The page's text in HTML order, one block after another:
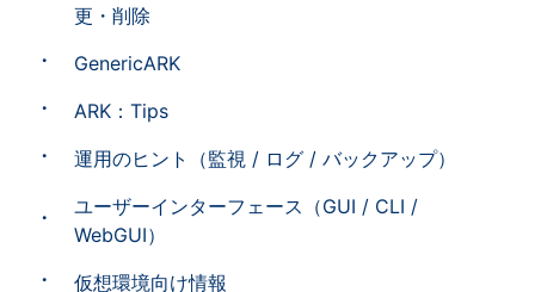
更・削除
GenericARK
ARK：Tips
運用のヒント（監視 / ログ / バックアップ）
ユーザーインターフェース（GUI / CLI /
WebGUI）
仮想環境向け情報